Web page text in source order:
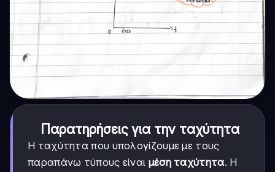
Παρατηρήσεις για την ταχύτητα
Η ταχύτητα που υπολογίζουμε με τους
παραπάνω τύπους είναι μέση ταχύτητα. Η